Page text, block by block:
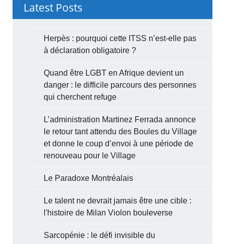
Latest Posts
Herpès : pourquoi cette ITSS n’est-elle pas
à déclaration obligatoire ?
Quand être LGBT en Afrique devient un
danger : le difficile parcours des personnes
qui cherchent refuge
L’administration Martinez Ferrada annonce
le retour tant attendu des Boules du Village
et donne le coup d’envoi à une période de
renouveau pour le Village
Le Paradoxe Montréalais
Le talent ne devrait jamais être une cible :
l'histoire de Milan Violon bouleverse
Sarcopénie : le défi invisible du